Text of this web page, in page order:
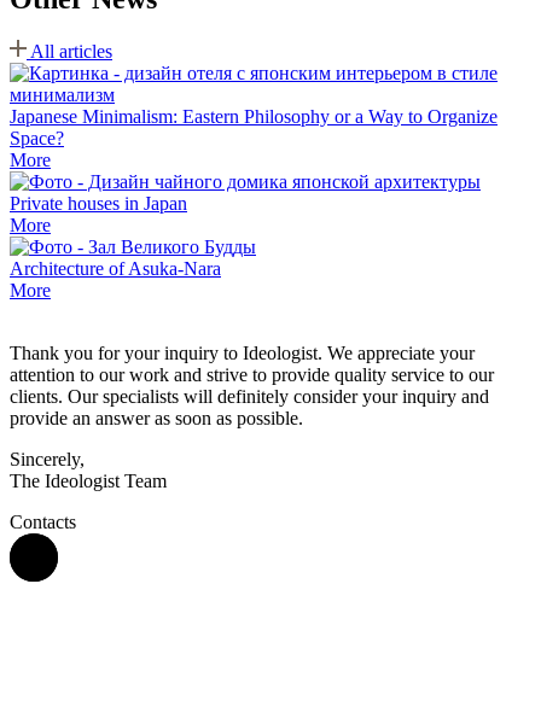
All articles
Japanese Minimalism: Eastern Philosophy or a Way to Organize
Space?
More
Private houses in Japan
More
Architecture of Asuka-Nara
More
Thank you for your inquiry to Ideologist. We appreciate your
attention to our work and strive to provide quality service to our
clients. Our specialists will definitely consider your inquiry and
provide an answer as soon as possible.
Sincerely,
The Ideologist Team
Contacts